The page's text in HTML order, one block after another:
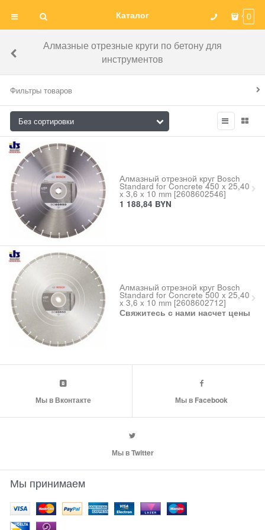
Каталог 0
Алмазные отрезные круги по бетону для
инструментов
Фильтры товаров
Алмазный отрезной круг Bosch
Standard for Concrete 450 x 25,40
x 3,6 x 10 mm [2608602546]
1 188,84 BYN
Алмазный отрезной круг Bosch
Standard for Concrete 500 x 25,40
x 3,6 x 10 mm [2608602712]
Свяжитесь с нами насчет цены
Мы в Вконтакте Мы в Facebook
Мы в Twitter
Мы принимаем